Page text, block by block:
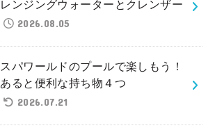
レンジングウォーターとクレンザー
2026.08.05
スパワールドのプールで楽しもう！
あると便利な持ち物４つ
2026.07.21